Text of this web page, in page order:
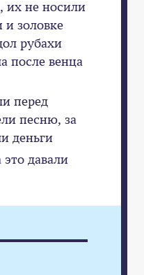
их не носили
и золовке
рубахи
после венца
перед
песню, за
деньги
это давали